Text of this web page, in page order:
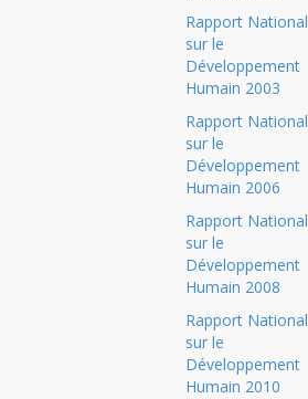
Rapport National
sur le
Développement
Humain 2003
Rapport National
sur le
Développement
Humain 2006
Rapport National
sur le
Développement
Humain 2008
Rapport National
sur le
Développement
Humain 2010